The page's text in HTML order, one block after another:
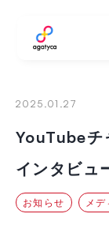
2025.01.27
YouTubeチ
インタビュ
お知らせ メ